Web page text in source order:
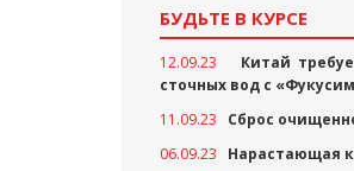
БУДЬТЕ В КУРСЕ
12.09.23
Китай
сточных вод с
11.09.23
Сброс
06.09.23
Нарастающая